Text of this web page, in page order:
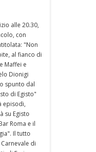
alle 20.30,
con
"Non
al fianco di
Maffei e
Dionigi
spunto dal
di Egisto"
episodi,
su Egisto
Roma e il
Il tutto
di